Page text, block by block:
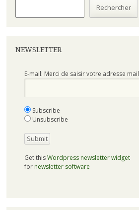
Rechercher
NEWSLETTER
E-mail: Merci de saisir votre adresse mail
Subscribe
Unsubscribe
Get thisWordpress newsletter widget
for newsletter software